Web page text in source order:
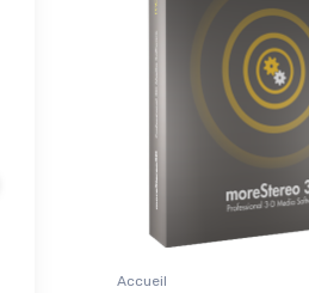
Accueil